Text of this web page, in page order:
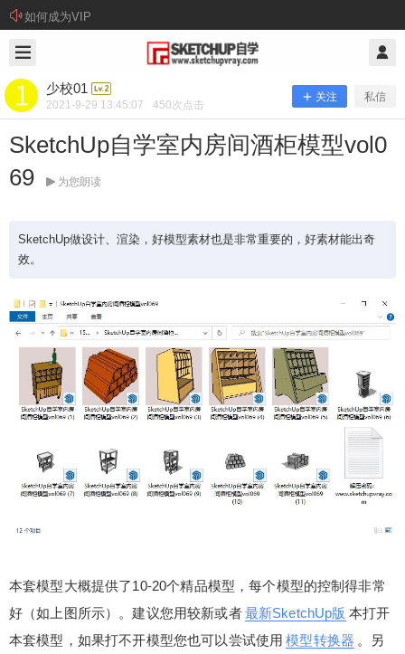
如何成为VIP
少校01
2021-9-29 13:45:07 450次点击
关注 私信
SketchUp自学室内房间酒柜模型vol0
69
为您朗读
SketchUp做设计、渲染，好模型素材也是非常重要的，好素材能出奇
效。
本套模型大概提供了10-20个精品模型，每个模型的控制得非常
好（如上图所示）。建议您用较新或者最新SketchUp版 本打开
本套模型，如果打不开模型您也可以尝试使用 模型转换器 。另
少校01 @ SketchUp自学
SketchUp自学室内房间酒柜模型vol06
9
SketchUp做设计、渲染，好模型素材也是非常重要
的，好素材能出奇效。